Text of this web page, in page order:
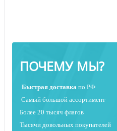
ПОЧЕМУ МЫ?
Быстрая доставка по РФ
Самый большой ассортимент
Более 20 тысяч флагов
Тысячи довольных покупателей